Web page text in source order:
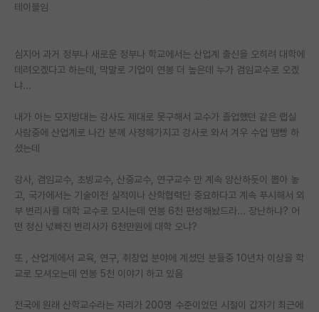
석박사 채용 정보 게시판
학부 인턴 게시판
임용 후기 게시판
PI 전용 게시판
인문사회 계열 게시판
특수/전문대학원 게시판
장학금/장학생 게시판
학술 정보 게시판
테이블임
심지어 과거 정부나 새로운 정부나 학교에서는 산업계 출신을 오히려 대학에
데려오겠다고 하는데, 막말로 기업이 연봉 더 높은데 누가 겸임교수로 오겠
냐...
내가 아는 모지방대는 강사도 제대로 못구해서 교수가 졸업했던 같은 랩실
사람중에 산업계로 나간 분께 사정해가지고 강사로 와서 겨우 수업 땜빵 하
셨는데
강사, 겸임교수, 초빙교수, 산중교수, 연구교수 만 계속 양산하듯이 뽑아 놓
고, 국가에서는 기술이전 실적이나 산학협력단 중요하다고 계속 푸시해서 외
부 변리사를 대학 교수로 모시는데 연봉 6천 편성해놨드라... 장난하냐? 어
떤 정신 넋빠진 변리사가 6천만원에 대학 오냐?
또 , 산업계에서 교육, 연구, 취창업 분야에 계셨던 분들중 10년차 이상을 학
교로 모셔오는데 연봉 5천 이야기 하고 있음
전국에 원래 산학교수라는 자리가 200명 수준이었던 시절이 갑자기 최근에